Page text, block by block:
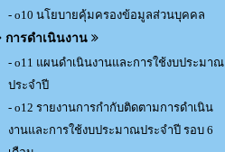
- o10 นโยบายคุ้มครองข้อมูลส่วนบุคคล
การดำเนินงาน
- o11 แผนดำเนินงานและการใช้งบประมาณ
ประจำปี
- o12 รายงานการกำกับติดตามการดำเนิน
งานและการใช้งบประมาณประจำปี รอบ 6